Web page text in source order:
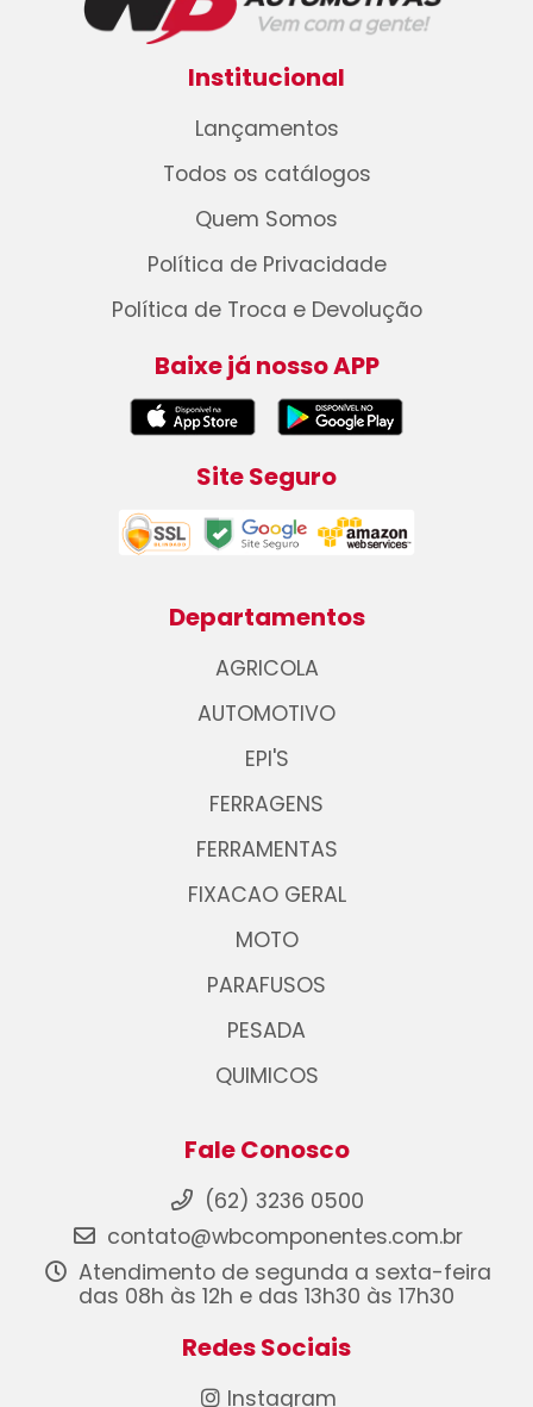
Institucional
Lançamentos
Todos os catálogos
Quem Somos
Política de Privacidade
Política de Troca e Devolução
Baixe já nosso APP
Site Seguro
Departamentos
AGRICOLA
AUTOMOTIVO
EPI'S
FERRAGENS
FERRAMENTAS
FIXACAO GERAL
MOTO
PARAFUSOS
PESADA
QUIMICOS
Fale Conosco
(62) 3236 0500
contato@wbcomponentes.com.br
Atendimento de segunda a sexta-feira
das 08h às 12h e das 13h30 às 17h30
Redes Sociais
Instagram